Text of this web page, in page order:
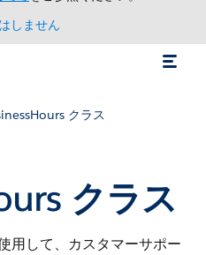
しません
クラス
クラス
用して、カスタマーサポー